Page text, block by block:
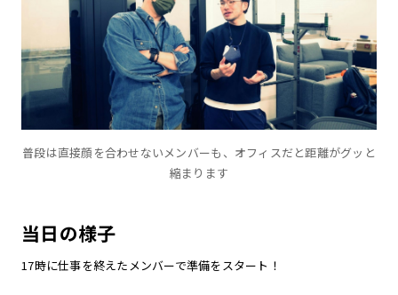
普段は直接顔を合わせないメンバーも、オフィスだと距離がグッと
縮まります
当日の様子
17時に仕事を終えたメンバーで準備をスタート！